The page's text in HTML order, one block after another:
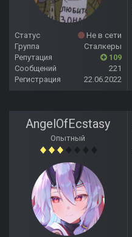
Статус
Не в сети
Группа
Сталкеры
Репутация
109
Сообщений
221
Регистрация
22.06.2022
AngelOfEcstasy
Опытный